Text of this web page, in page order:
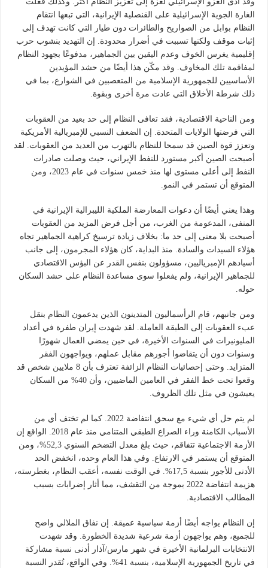
الغارة الجوية الإسرائيلية على القنصلية الإيرانية، التي تبعها انتقام
النظام بوابل من الصواريخ والطائرات دون طيار التي كانت تهدف إلى
إثبات موقف ولكنها تسببت في أضرار محدودة. إن التهديد بنشوب حرب
إقليمية يغرس الخوف وعدم اليقين بين الجماهير، مدفوعًا بجهود النظام
لمفاقمة تلك المخاوف. وقد مكّن هذا أيضًا من حشد المؤيدين
الأساسيين للجمهورية الإسلامية من المتعصبين في الشوارع، بما في
ذلك شرطة الأخلاق التي عادت مرة أخرى وبقوة.
ومن الناحية الاقتصادية، فقد تعافى النظام إلى حد بعيد من العقوبات
التي فرضتها الولايات المتحدة. إن الضعف النسبي للإمبريالية الأمريكية
وتعزز قوة الصين قد سمحا للنظام بالتهرب من العديد من العقوبات. لقد
أصبحت الصين أكبر مستورد للنفط الإيراني، حيث وصلت صادرات
النفط إلى أعلى مستوى لها منذ خمس سنوات في عام 2023، ومن
المتوقع أن تستمر في النمو.
وهذا يعني أيضًا أن دعوات المعارضة الملكية الليبرالية الإيرانية في
المنفى، المدعومة من الغرب، من أجل فرض المزيد من العقوبات
أصبحت بلا معنى إلى حد ما: بخلاف زيادة ترسيخ كراهية الجماهير تجاه
هؤلاء السيدات والسادة. منذ البداية، كان هؤلاء المجرمون، إلى جانب
أسيادهم الإمبرياليين، مسؤولون بنفس القدر عن البؤس الاقتصادي
للجماهير الإيرانية، ولم يفعلوا سوى مساعدة النظام على حشد السكان
حوله.
ومن جانبهم، قام الرأسماليون المتدينون الذين يدعمون النظام بنقل
عبء العقوبات إلى الطبقة العاملة. لقد شهدت إيران طفرة في أعداد
المليونيرات في السنوات الأخيرة، في حين يمضي العمال شهورًا
وسنوات دون أن يتقاضوا أجورهم مقابل عملهم، ويواجهون الفقر
المتزايد. وحتى إحصائيات النظام الزائفة تعترف بأن 8 ملايين شخص قد
وقعوا تحت خط الفقر في العامين الماضيين، وأن 40% من السكان
يعيشون في مثل تلك الظروف.
لم يتم حل أي شيء مع سحق انتفاضة 2022. كما لم تختف أي من
الأسباب الكامنة وراء الصراع الطبقي المتنامي منذ عام 2018. الواقع إن
الأزمة الاجتماعية تتفاقم، حيث بلغ معدل التضخم السنوي 52,3%، ومن
المتوقع أن يستمر في الارتفاع. وفي هذا العام وحده، انخفض الحد
الأدنى للأجور بنسبة 17,5%. في الوقت نفسه، أعقب النظام، بغطرسته،
هزيمة انتفاضة 2022 بموجة من التقشف، مما أثار إضرابات بسبب
المطالب الاقتصادية.
إن النظام يواجه أيضًا أزمة سياسية عميقة. إن نفاق الملالي واضح
للجميع، وهم يواجهون أزمة شرعية شديدة الخطورة. وقد شهدت
الانتخابات البرلمانية الأخيرة في شهر مارس/آذار أدنى نسبة مشاركة
في تاريخ الجمهورية الإسلامية، بنسبة 41%. وفي الواقع، تُقدر النسبة